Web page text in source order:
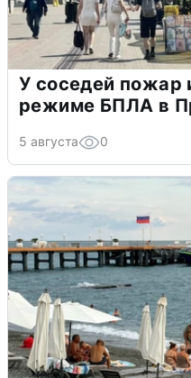
У соседей пожар
режиме БПЛА в
5 августа 0